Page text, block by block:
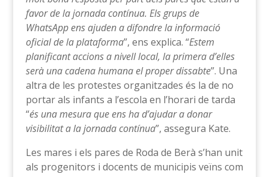
favor de la jornada contínua. Els grups de
WhatsApp ens ajuden a difondre la informació
oficial de la plataforma”, ens explica. “Estem
planificant accions a nivell local, la primera d’elles
serà una cadena humana el proper dissabte”. Una
altra de les protestes organitzades és la de no
portar als infants a l’escola en l’horari de tarda
“és una mesura que ens ha d’ajudar a donar
visibilitat a la jornada contínua”, assegura Kate.
Les mares i els pares de Roda de Berà s’han unit
als progenitors i docents de municipis veïns com